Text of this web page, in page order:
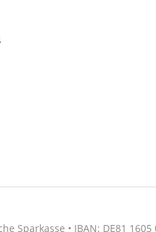
Sparkasse • IBAN: DE81 1605